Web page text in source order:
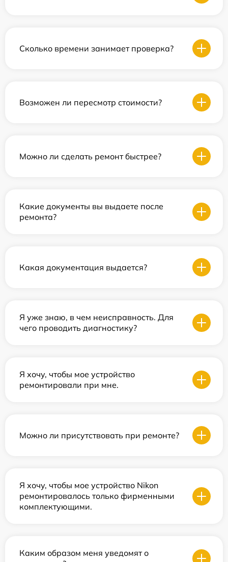
Сколько времени занимает проверка?
Возможен ли пересмотр стоимости?
Можно ли сделать ремонт быстрее?
Какие документы вы выдаете после
ремонта?
Какая документация выдается?
Я уже знаю, в чем неисправность. Для
чего проводить диагностику?
Я хочу, чтобы мое устройство
ремонтировали при мне.
Можно ли присутствовать при ремонте?
Я хочу, чтобы мое устройство Nikon
ремонтировалось только фирменными
комплектующими.
Каким образом меня уведомят о